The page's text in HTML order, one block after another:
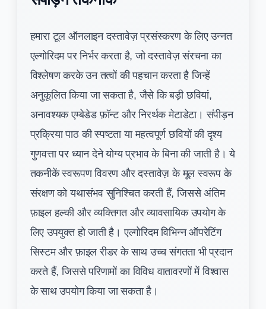
हमारा टूल ऑनलाइन दस्तावेज़ प्रसंस्करण के लिए उन्नत
एल्गोरिदम पर निर्भर करता है, जो दस्तावेज़ संरचना का
विश्लेषण करके उन तत्वों की पहचान करता है जिन्हें
अनुकूलित किया जा सकता है, जैसे कि बड़ी छवियां,
अनावश्यक एम्बेडेड फ़ॉन्ट और निरर्थक मेटाडेटा। संपीड़न
प्रक्रिया पाठ की स्पष्टता या महत्वपूर्ण छवियों की दृश्य
गुणवत्ता पर ध्यान देने योग्य प्रभाव के बिना की जाती है। ये
तकनीकें स्वरूपण विवरण और दस्तावेज़ के मूल स्वरूप के
संरक्षण को यथासंभव सुनिश्चित करती हैं, जिससे अंतिम
फ़ाइल हल्की और व्यक्तिगत और व्यावसायिक उपयोग के
लिए उपयुक्त हो जाती है। एल्गोरिदम विभिन्न ऑपरेटिंग
सिस्टम और फ़ाइल रीडर के साथ उच्च संगतता भी प्रदान
करते हैं, जिससे परिणामों का विविध वातावरणों में विश्वास
के साथ उपयोग किया जा सकता है।